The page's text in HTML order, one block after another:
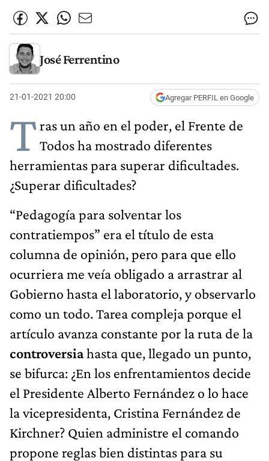
José Ferrentino
21-01-2021 20:00 Agregar PERFIL en Google
Tras un año en el poder, el Frente de
Todos ha mostrado diferentes
herramientas para superar dificultades.
¿Superar dificultades?
“Pedagogía para solventar los
contratiempos” era el título de esta
columna de opinión, pero para que ello
ocurriera me veía obligado a arrastrar al
Gobierno hasta el laboratorio, y observarlo
como un todo. Tarea compleja porque el
artículo avanza constante por la ruta de la
controversiahasta que, llegado un punto,
se bifurca: ¿En los enfrentamientos decide
el Presidente Alberto Fernández o lo hace
la vicepresidenta, Cristina Fernández de
Kirchner? Quien administre el comando
propone reglas bien distintas para su